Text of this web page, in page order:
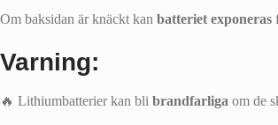
Om baksidan är knäckt kan batteriet exponeras
Varning:
🔥 Lithiumbatterier kan bli brandfarliga om de